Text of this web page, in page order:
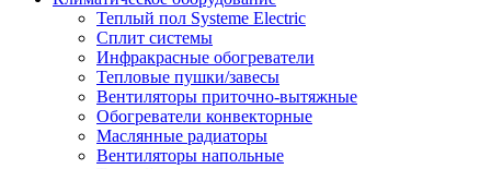
Теплый пол Systeme Electric
Сплит системы
Инфракрасные обогреватели
Тепловые пушки/завесы
Вентиляторы приточно-вытяжные
Обогреватели конвекторные
Маслянные радиаторы
Вентиляторы напольные